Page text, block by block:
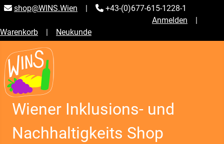
shop@WINS.Wien |
+43-(0)677-615-1228-1
Anmelden |
Warenkorb | Neukunde
Wiener Inklusions- und
Nachhaltigkeits Shop